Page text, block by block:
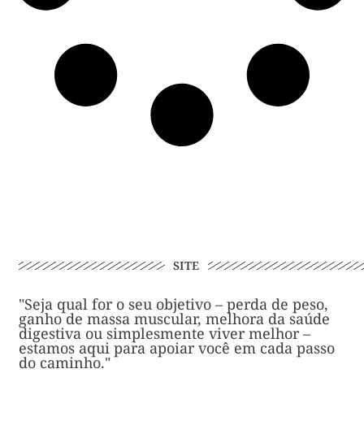
SITE
"Seja qual for o seu objetivo – perda de peso,
ganho de massa muscular, melhora da saúde
digestiva ou simplesmente viver melhor –
estamos aqui para apoiar você em cada passo
do caminho."